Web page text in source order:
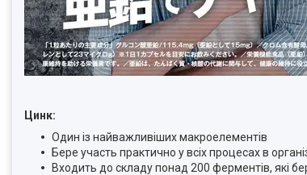
Цинк:
Один із найважливіших макроелементів
Бере участь практично у всіх процесах в
Входить до складу понад 200 ферментів, які